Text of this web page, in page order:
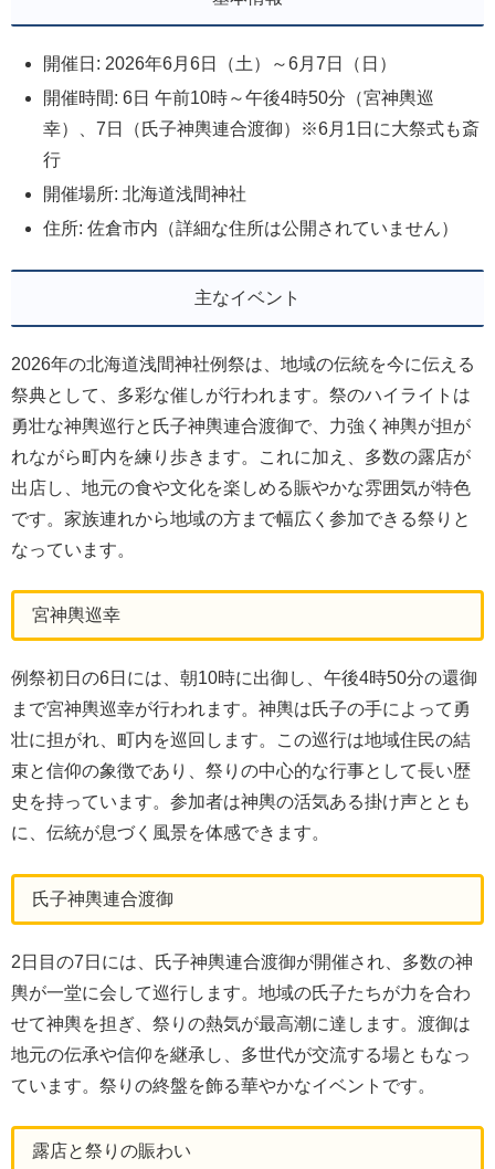
開催日: 2026年6月6日（土）～6月7日（日）
開催時間: 6日 午前10時～午後4時50分（宮神輿巡
幸）、7日（氏子神輿連合渡御）※6月1日に大祭式も斎
行
開催場所: 北海道浅間神社
住所: 佐倉市内（詳細な住所は公開されていません）
主なイベント
2026年の北海道浅間神社例祭は、地域の伝統を今に伝える
祭典として、多彩な催しが行われます。祭のハイライトは
勇壮な神輿巡行と氏子神輿連合渡御で、力強く神輿が担が
れながら町内を練り歩きます。これに加え、多数の露店が
出店し、地元の食や文化を楽しめる賑やかな雰囲気が特色
です。家族連れから地域の方まで幅広く参加できる祭りと
なっています。
宮神輿巡幸
例祭初日の6日には、朝10時に出御し、午後4時50分の還御
まで宮神輿巡幸が行われます。神輿は氏子の手によって勇
壮に担がれ、町内を巡回します。この巡行は地域住民の結
束と信仰の象徴であり、祭りの中心的な行事として長い歴
史を持っています。参加者は神輿の活気ある掛け声ととも
に、伝統が息づく風景を体感できます。
氏子神輿連合渡御
2日目の7日には、氏子神輿連合渡御が開催され、多数の神
輿が一堂に会して巡行します。地域の氏子たちが力を合わ
せて神輿を担ぎ、祭りの熱気が最高潮に達します。渡御は
地元の伝承や信仰を継承し、多世代が交流する場ともなっ
ています。祭りの終盤を飾る華やかなイベントです。
露店と祭りの賑わい